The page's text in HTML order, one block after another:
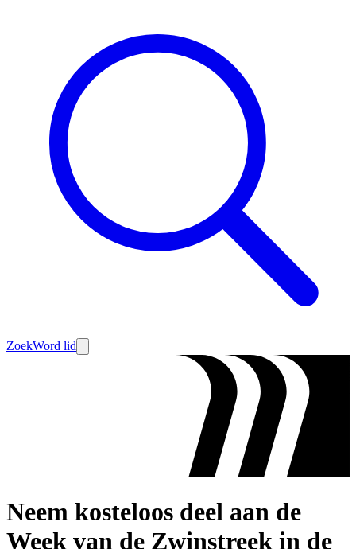
ZoekWord lid
Neem kosteloos deel aan de
Week van de Zwinstreek in de